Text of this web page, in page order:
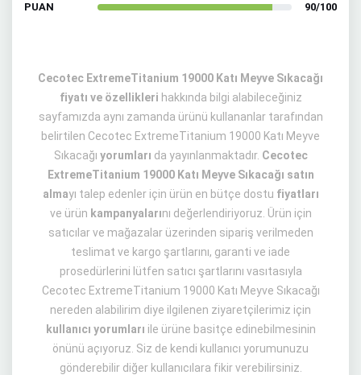
PUAN 90/100
Cecotec ExtremeTitanium 19000 Katı Meyve Sıkacağı
fiyatı ve özellikleri hakkında bilgi alabileceğiniz
sayfamızda aynı zamanda ürünü kullananlar tarafından
belirtilen Cecotec ExtremeTitanium 19000 Katı Meyve
Sıkacağı yorumları da yayınlanmaktadır. Cecotec
ExtremeTitanium 19000 Katı Meyve Sıkacağı satın
almayı talep edenler için ürün en bütçe dostu fiyatları
ve ürün kampanyalarını değerlendiriyoruz. Ürün için
satıcılar ve mağazalar üzerinden sipariş verilmeden
teslimat ve kargo şartlarını, garanti ve iade
prosedürlerini lütfen satıcı şartlarını vasıtasıyla
Cecotec ExtremeTitanium 19000 Katı Meyve Sıkacağı
nereden alabilirim diye ilgilenen ziyaretçilerimiz için
kullanıcı yorumları ile ürüne basitçe edinebilmesinin
önünü açıyoruz. Siz de kendi kullanıcı yorumunuzu
gönderebilir diğer kullanıcılara fikir verebilirsiniz.